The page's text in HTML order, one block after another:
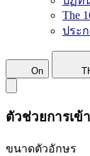
The
ประ
On
ตัวช่วยการเข้
ขนาดตัวอักษร